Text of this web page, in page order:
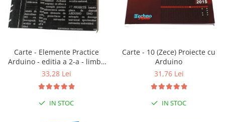
LCD
Module
Adaptoare si convertoare
ADC
Audio
Carte - Elemente Practice
Arduino - editia a 2-a - limba
romana
33,28 Lei
IN STOC
Carte - 10 (Zece) Proiecte cu
Arduino
31,76 Lei
IN STOC